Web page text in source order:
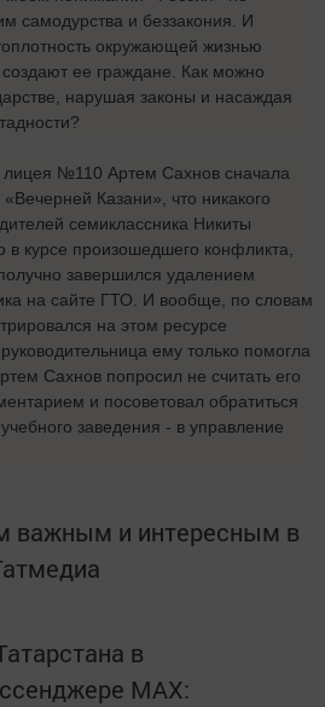
самодурства и беззакония. И
окружающей жизнью
ее граждане. Как можно
нарушая законы и насаждая
лицея №110 Артем Сахнов сначала
Казани», что никакого
семиклассника Никиты
в курсе произошедшего конфликта,
завершился удалением
на сайте ГТО. И вообще, по словам
на этом ресурсе
ему только помогла
Сахнов попросил не считать его
и посоветовал обратиться
заведения - в управление
важным и интересным в
в
MАХ: